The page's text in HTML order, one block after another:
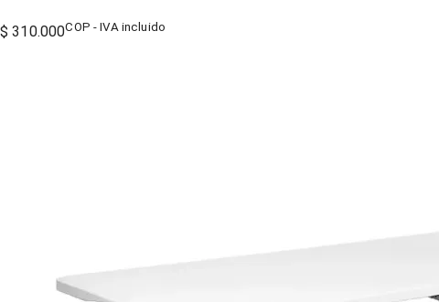
$ 310.000COP - IVA incluido